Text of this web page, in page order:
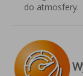
do atmosfery.